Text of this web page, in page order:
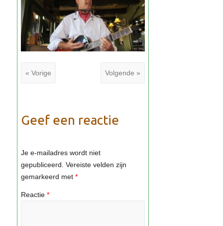
« Vorige Volgende »
Geef een reactie
Je e-mailadres wordt niet
gepubliceerd. Vereiste velden zijn
gemarkeerd met *
Reactie *